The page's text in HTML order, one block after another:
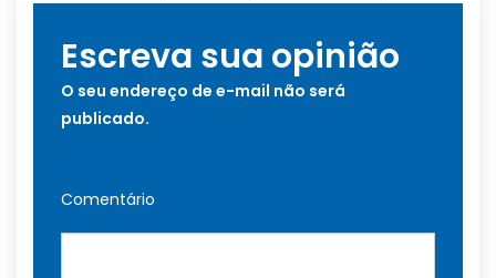
Escreva sua opinião
O seu endereço de e-mail não será
publicado.
Comentário